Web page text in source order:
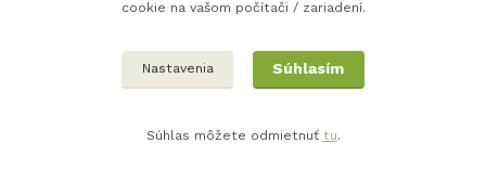
cookie na vašom počítači / zariadení.
Nastavenia Súhlasím
Súhlas môžete odmietnuť tu.